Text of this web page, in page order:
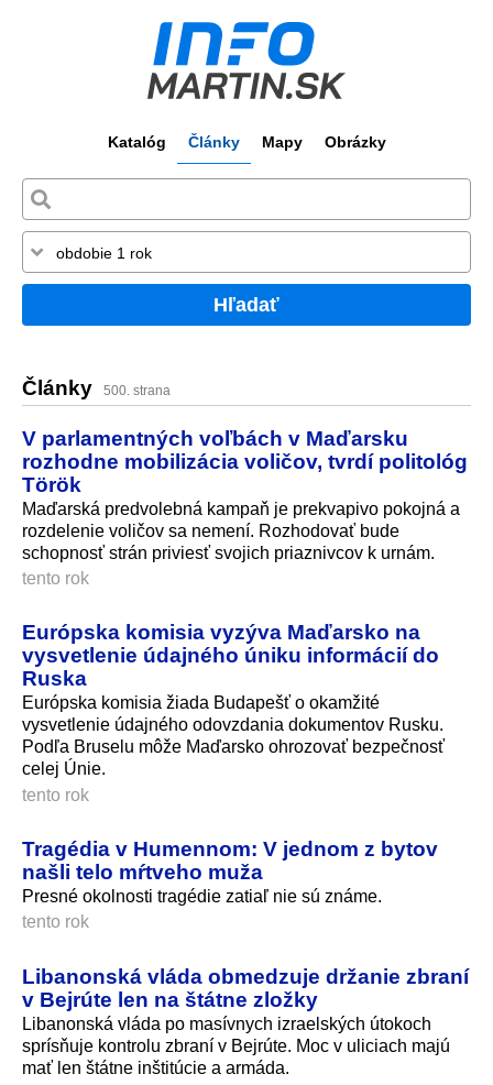
Katalóg Články Mapy Obrázky
Hľadať
Články 500. strana
V parlamentných voľbách v Maďarsku
rozhodne mobilizácia voličov, tvrdí politológ
Török
Maďarská predvolebná kampaň je prekvapivo pokojná a
rozdelenie voličov sa nemení. Rozhodovať bude
schopnosť strán priviesť svojich priaznivcov k urnám.
tento rok
Európska komisia vyzýva Maďarsko na
vysvetlenie údajného úniku informácií do
Ruska
Európska komisia žiada Budapešť o okamžité
vysvetlenie údajného odovzdania dokumentov Rusku.
Podľa Bruselu môže Maďarsko ohrozovať bezpečnosť
celej Únie.
tento rok
Tragédia v Humennom: V jednom z bytov
našli telo mŕtveho muža
Presné okolnosti tragédie zatiaľ nie sú známe.
tento rok
Libanonská vláda obmedzuje držanie zbraní
v Bejrúte len na štátne zložky
Libanonská vláda po masívnych izraelských útokoch
sprísňuje kontrolu zbraní v Bejrúte. Moc v uliciach majú
mať len štátne inštitúcie a armáda.